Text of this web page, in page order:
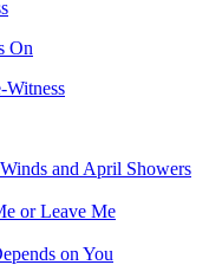
On
Witness
and April Showers
or Leave Me
on You